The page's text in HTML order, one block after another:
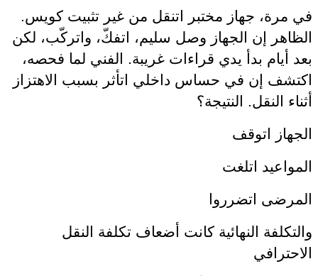
في مرة، جهاز مختبر اتنقل من غير تثبيت كويس.
الظاهر إن الجهاز وصل سليم، اتفكّ، واتركّب، لكن
بعد أيام بدأ يدي قراءات غريبة. الفني لما فحصه،
اكتشف إن في حساس داخلي اتأثر بسبب الاهتزاز
أثناء النقل. النتيجة؟
الجهاز اتوقف
المواعيد اتلغت
المرضى اتضرروا
والتكلفة النهائية كانت أضعاف تكلفة النقل
الاحترافي